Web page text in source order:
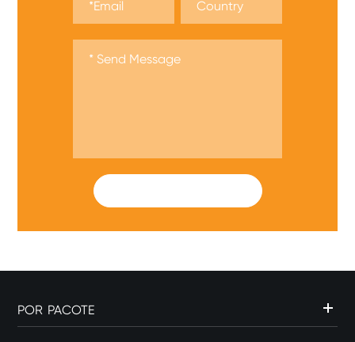
POR PACOTE